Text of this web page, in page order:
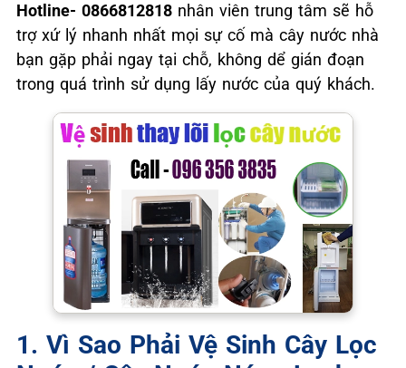
Hotline- 0866812818 nhân viên trung tâm sẽ hỗ
trợ xứ lý nhanh nhất mọi sự cố mà cây nước nhà
bạn gặp phải ngay tại chỗ, không dể gián đoạn
trong quá trình sử dụng lấy nước của quý khách.
1. Vì Sao Phải Vệ Sinh Cây Lọc